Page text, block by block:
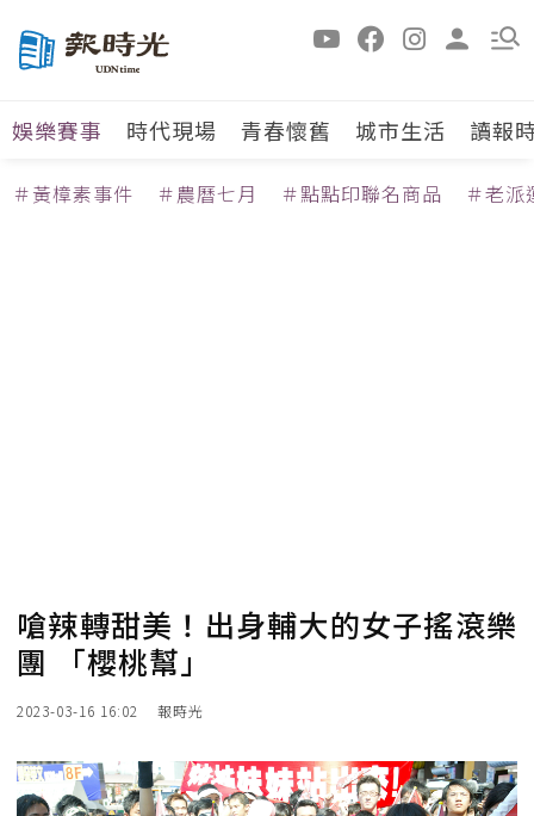
娛樂賽事 時代現場 青春懷舊 城市生活 讀報
＃黃樟素事件 ＃農曆七月 ＃點點印聯名商品 ＃老派
嗆辣轉甜美！出身輔大的女子搖滾樂
團 「櫻桃幫」
2023-03-16 16:02 報時光